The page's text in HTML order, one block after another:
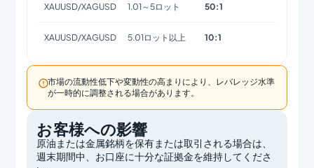
XAUUSD/XAGUSD 1.01～5ロット 50:1
XAUUSD/XAGUSD 5.01ロット以上 10:1
市場の流動性低下や変動性の高まりにより、レバレッジ水準
が一時的に調整される場合があります。
お客様への影響
原油または金属銘柄を保有または取引される場合は、
週末期間中、お口座に十分な証拠金を維持してくださ